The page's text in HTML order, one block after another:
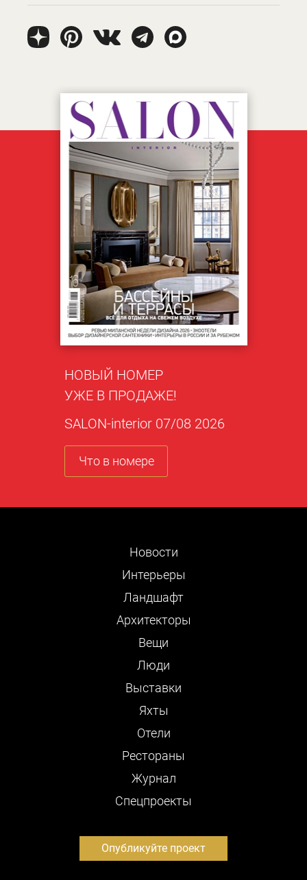
НОВЫЙ НОМЕР
УЖЕ В ПРОДАЖЕ!
SALON-interior 07/08 2026
Что в номере
Новости
Интерьеры
Ландшафт
Архитекторы
Вещи
Люди
Выставки
Яхты
Отели
Рестораны
Журнал
Cпецпроекты
Опубликуйте проект